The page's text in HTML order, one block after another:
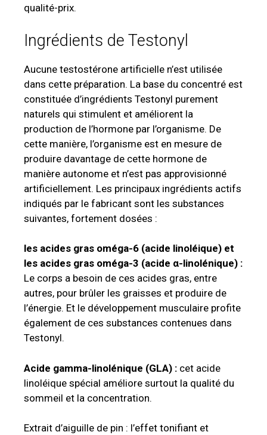
qualité-prix.
Ingrédients de Testonyl
Aucune testostérone artificielle n’est utilisée
dans cette préparation. La base du concentré est
constituée d’ingrédients Testonyl purement
naturels qui stimulent et améliorent la
production de l’hormone par l’organisme. De
cette manière, l’organisme est en mesure de
produire davantage de cette hormone de
manière autonome et n’est pas approvisionné
artificiellement. Les principaux ingrédients actifs
indiqués par le fabricant sont les substances
suivantes, fortement dosées :
les acides gras oméga-6 (acide linoléique) et
les acides gras oméga-3 (acide α-linolénique) :
Le corps a besoin de ces acides gras, entre
autres, pour brûler les graisses et produire de
l’énergie. Et le développement musculaire profite
également de ces substances contenues dans
Testonyl.
Acide gamma-linolénique (GLA) : cet acide
linoléique spécial améliore surtout la qualité du
sommeil et la concentration.
Extrait d’aiguille de pin : l’effet tonifiant et